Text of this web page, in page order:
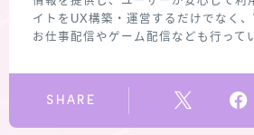
イトをUX構築・運営するだけでなく
お仕事配信やゲーム配信なども行って
SHARE